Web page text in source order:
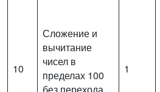
10
Сложение и
вычитание
чисел в
пределах 100
1